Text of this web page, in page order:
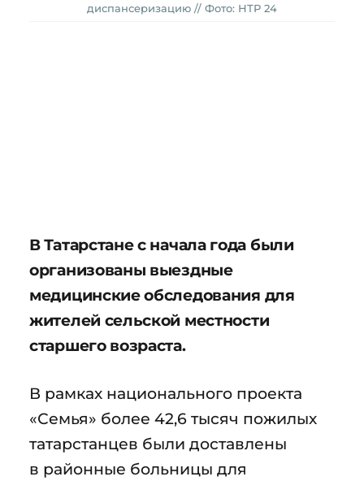
диспансеризацию // Фото: НТР 24
В Татарстане с начала года были
организованы выездные
медицинские обследования для
жителей сельской местности
старшего возраста.
В рамках национального проекта
«Семья» более 42,6 тысяч пожилых
татарстанцев были доставлены
в районные больницы для